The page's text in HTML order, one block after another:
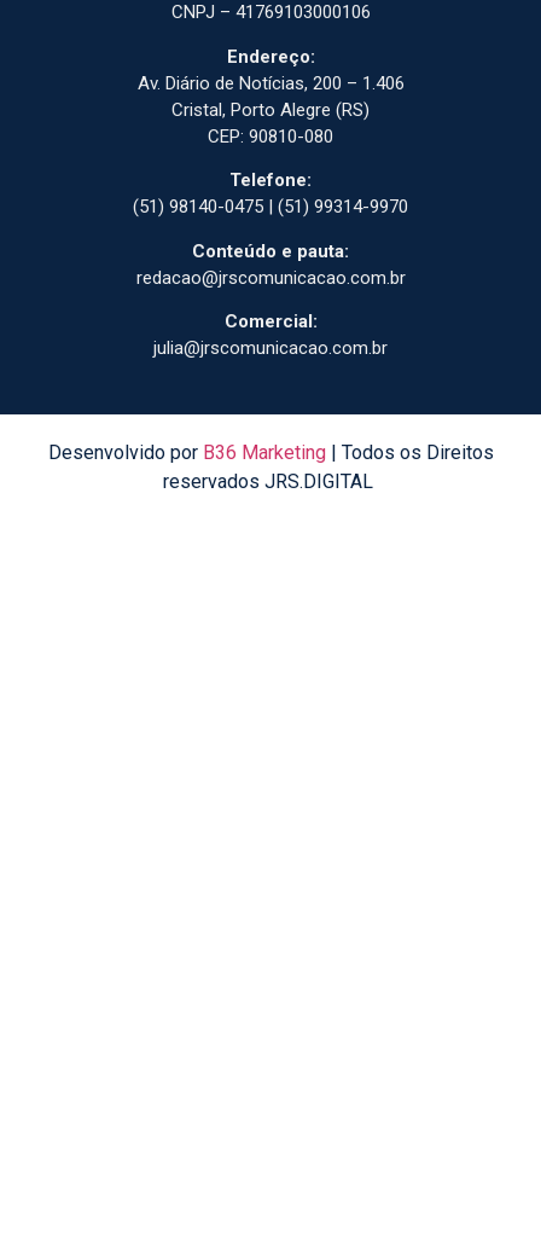
CNPJ – 41769103000106
Endereço:
Av. Diário de Notícias, 200 – 1.406
Cristal, Porto Alegre (RS)
CEP: 90810-080
Telefone:
(51) 98140-0475 | (51) 99314-9970
Conteúdo e pauta:
redacao@jrscomunicacao.com.br
Comercial:
julia@jrscomunicacao.com.br
Desenvolvido por B36 Marketing| Todos os Direitos
reservados JRS.DIGITAL